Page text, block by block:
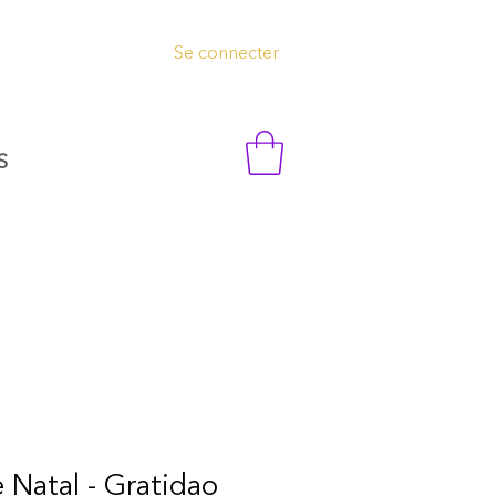
Se connecter
Natal - Gratidao